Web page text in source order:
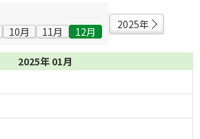
10月 11月 12月
2025年
2025年 01月